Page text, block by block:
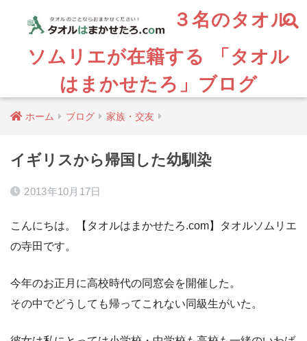
３名のタオル
ソムリエが在籍する 「タオル
はまかせたろ」ブログ
ホーム ブログ 家族・交友
イギリスから帰国した幼馴染
2013年10月17日
こんにちは。【タオルはまかせたろ.com】タオルソムリエ
の寺田です。
今年のお正月に高校時代の同窓会を開催した。
その中でどうしても帰ってこれない同級生がいた。